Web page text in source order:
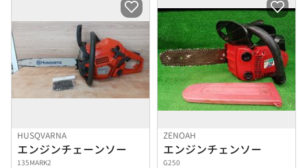
HUSQVARNA
エンジンチェーンソー
135MARK2
ZENOAH
エンジンチェンソー
G250